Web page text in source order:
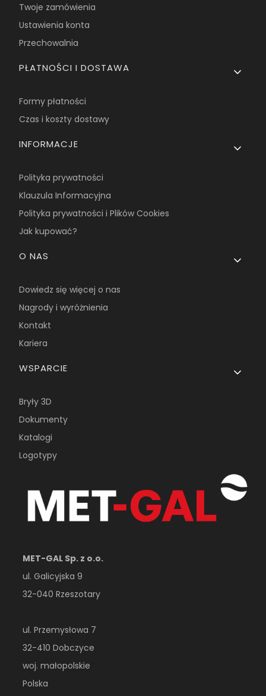
Twoje zamówienia
Ustawienia konta
Przechowalnia
PŁATNOŚCI I DOSTAWA
Formy płatności
Czas i koszty dostawy
INFORMACJE
Polityka prywatności
Klauzula Informacyjna
Polityka prywatności i Plików Cookies
Jak kupować?
O NAS
Dowiedz się więcej o nas
Nagrody i wyróżnienia
Kontakt
Kariera
WSPARCIE
Bryły 3D
Dokumenty
Katalogi
Logotypy
MET-GAL Sp. z o.o.
ul. Galicyjska 9
32-040 Rzeszotary
ul. Przemysłowa 7
32-410 Dobczyce
woj. małopolskie
Polska